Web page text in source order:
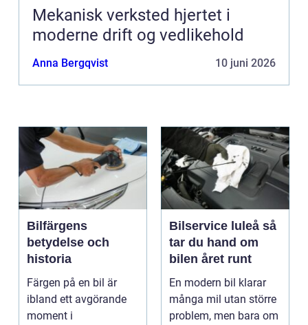
Mekanisk verksted hjertet i
moderne drift og vedlikehold
Anna Bergqvist 10 juni 2026
Bilfärgens
betydelse och
historia
Färgen på en bil är
ibland ett avgörande
moment i
Bilservice luleå så
tar du hand om
bilen året runt
En modern bil klarar
många mil utan större
problem, men bara om